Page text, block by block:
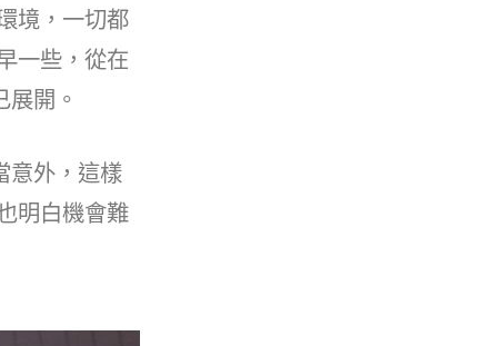
境，一切都
一些，從在
開。
意外，這樣
明白機會難